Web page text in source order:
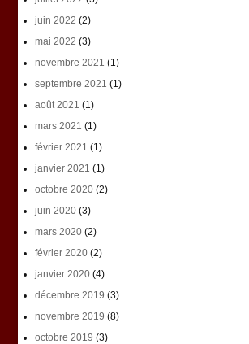
juin 2022 (2)
mai 2022 (3)
novembre 2021 (1)
septembre 2021 (1)
août 2021 (1)
mars 2021 (1)
février 2021 (1)
janvier 2021 (1)
octobre 2020(2)
juin 2020(3)
mars 2020(2)
février 2020(2)
janvier 2020(4)
décembre 2019 (3)
novembre 2019 (8)
octobre 2019 (3)